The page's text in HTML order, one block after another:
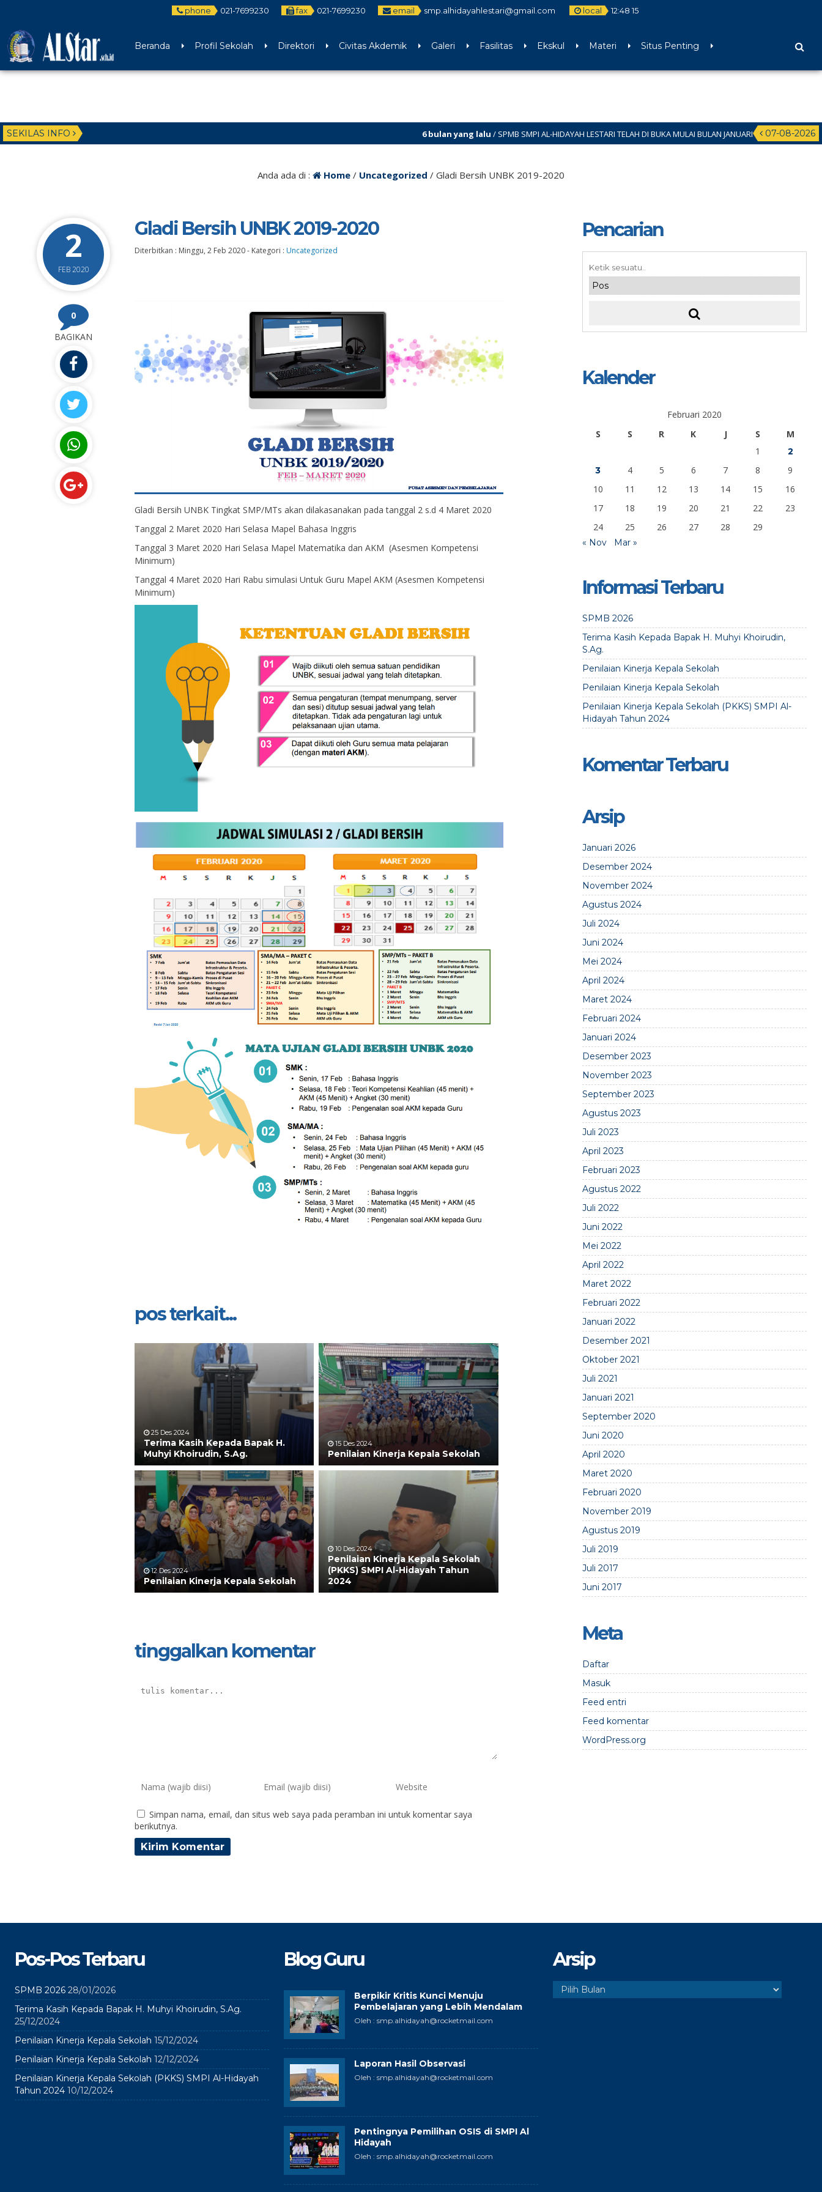
phone 021-7699230 fax 021-7699230 email smp.alhidayahlestari@gmail.com local 12:4816
Beranda Profil Sekolah Direktori Civitas Akdemik Galeri Fasilitas Ekskul Materi Situs Penting
SEKILAS INFO 07-08-2026
6 bulan yang lalu/ SPMB SMPI AL-HIDAYAH LESTARI TELAH DI BUKA MULAI BULAN JANUARI – JUNI 2026 HUB: 081289107941
Anda ada di : Home / Uncategorized / Gladi Bersih UNBK 2019-2020
2
FEB 2020
Gladi Bersih UNBK 2019-2020
Diterbitkan : Minggu, 2 Feb 2020- Kategori : Uncategorized
0
BAGIKAN
Gladi Bersih UNBK Tingkat SMP/MTs akan dilakasanakan pada tanggal 2 s.d 4 Maret 2020
Tanggal 2 Maret 2020 Hari Selasa Mapel Bahasa Inggris
Tanggal 3 Maret 2020 Hari Selasa Mapel Matematika dan AKM (Asesmen Kompetensi
Minimum)
Tanggal 4 Maret 2020 Hari Rabu simulasi Untuk Guru Mapel AKM (Asesmen Kompetensi
Minimum)
pos terkait...
25 Des 2024
Terima Kasih Kepada Bapak H.
Muhyi Khoirudin, S.Ag.
15 Des 2024
Penilaian Kinerja Kepala Sekolah
12 Des 2024
Penilaian Kinerja Kepala Sekolah
10 Des 2024
Penilaian Kinerja Kepala Sekolah
(PKKS) SMPI Al-Hidayah Tahun
2024
tinggalkan komentar
Simpan nama, email, dan situs web saya pada peramban ini untuk komentar saya
berikutnya.
Pencarian
Kalender
Februari 2020
S
S R K J S
M
1
2
3
4 5 6 7 8
9
10
11 12 13 14 15
16
17
18 19 20 21 22
23
24
25 26 27 28 29
« Nov Mar »
Informasi Terbaru
SPMB 2026
Terima Kasih Kepada Bapak H. Muhyi Khoirudin,
S.Ag.
Penilaian Kinerja Kepala Sekolah
Penilaian Kinerja Kepala Sekolah
Penilaian Kinerja Kepala Sekolah (PKKS) SMPI Al-
Hidayah Tahun 2024
Komentar Terbaru
Arsip
Januari 2026
Desember 2024
November 2024
Agustus 2024
Juli 2024
Juni 2024
Mei 2024
April 2024
Maret 2024
Februari 2024
Januari 2024
Desember 2023
November 2023
September 2023
Agustus 2023
Juli 2023
April 2023
Februari 2023
Agustus 2022
Juli 2022
Juni 2022
Mei 2022
April 2022
Maret 2022
Februari 2022
Januari 2022
Desember 2021
Oktober 2021
Juli 2021
Januari 2021
September 2020
Juni 2020
April 2020
Maret 2020
Februari 2020
November 2019
Agustus 2019
Juli 2019
Juli 2017
Juni 2017
Meta
Daftar
Masuk
Feed entri
Feed komentar
WordPress.org
Pos-Pos Terbaru
SPMB 2026 28/01/2026
Terima Kasih Kepada Bapak H. Muhyi Khoirudin, S.Ag.
25/12/2024
Penilaian Kinerja Kepala Sekolah 15/12/2024
Penilaian Kinerja Kepala Sekolah 12/12/2024
Penilaian Kinerja Kepala Sekolah (PKKS) SMPI Al-Hidayah
Tahun 2024 10/12/2024
Blog Guru
Berpikir Kritis Kunci Menuju
Pembelajaran yang Lebih Mendalam
Oleh : smp.alhidayah@rocketmail.com
Laporan Hasil Observasi
Oleh : smp.alhidayah@rocketmail.com
Pentingnya Pemilihan OSIS di SMPI Al
Hidayah
Oleh : smp.alhidayah@rocketmail.com
Arsip
Arsip